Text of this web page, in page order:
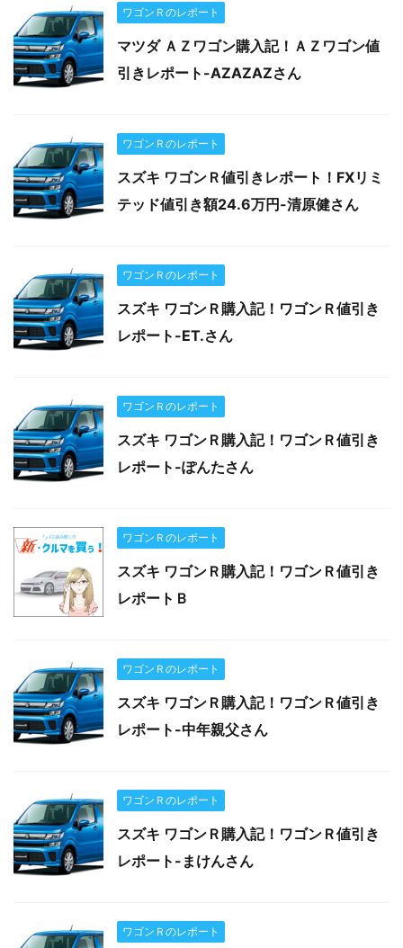
ワゴンＲのレポート
マツダ ＡＺワゴン購入記！ＡＺワゴン値
引きレポート-AZAZAZさん
ワゴンＲのレポート
スズキ ワゴンＲ値引きレポート！FXリミ
テッド値引き額24.6万円-清原健さん
ワゴンＲのレポート
スズキ ワゴンＲ購入記！ワゴンＲ値引き
レポート-ET.さん
ワゴンＲのレポート
スズキ ワゴンＲ購入記！ワゴンＲ値引き
レポート-ぽんたさん
ワゴンＲのレポート
スズキ ワゴンＲ購入記！ワゴンＲ値引き
レポートＢ
ワゴンＲのレポート
スズキ ワゴンＲ購入記！ワゴンＲ値引き
レポート-中年親父さん
ワゴンＲのレポート
スズキ ワゴンＲ購入記！ワゴンＲ値引き
レポート-まけんさん
ワゴンＲのレポート